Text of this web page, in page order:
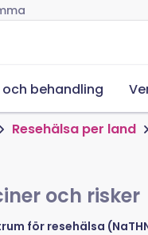
behandling
Resehälsa per land
och risker
för resehälsa